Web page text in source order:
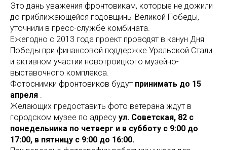
Это дань уважения фронтовикам, которые не дожили
до приближающейся годовщины Великой Победы,
уточнили в пресс-службе комбината.
Ежегодно с 2013 года проект проводят в канун Дня
Победы при финансовой поддержке Уральской Стали
и активном участии новотроицкого музейно-
выставочного комплекса.
Фотоснимки фронтовиков будут принимать до 15
апреля .
Желающих предоставить фото ветерана ждут в
городском музее по адресу ул. Советская, 82 с
понедельника по четверг и в субботу с 9:00 до
17:00, в пятницу с 9:00 до 16:00.